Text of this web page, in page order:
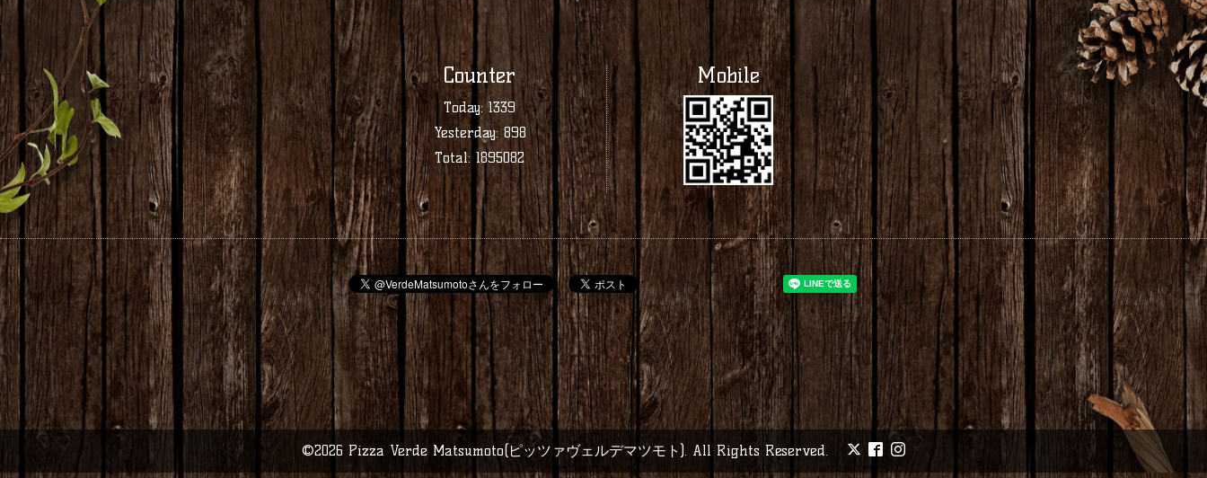
Counter
Today:1339
Yesterday: 898
Total: 1895082
Mobile
©2026 Pizza Verde Matsumoto(ピッツァヴェルデマツモト). All Rights Reserved.